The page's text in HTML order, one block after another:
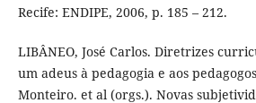
Recife: ENDIPE, 2006, p. 185 – 212.
LIBÂNEO, José Carlos. Diretrizes
um adeus à pedagogia e aos
Monteiro. et al (orgs.). Novas